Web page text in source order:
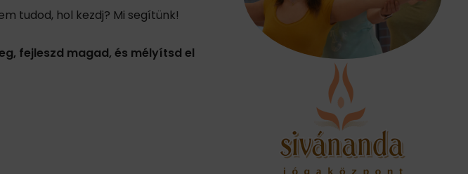
tudod, hol kezdj? Mi segítünk!
fejleszd magad, és mélyítsd el